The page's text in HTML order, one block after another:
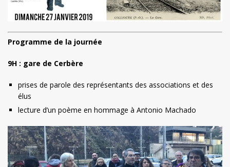
Programme de la journée
9H : gare de Cerbère
prises de parole des représentants des associations et des
élus
lecture d’un poème en hommage à Antonio Machado